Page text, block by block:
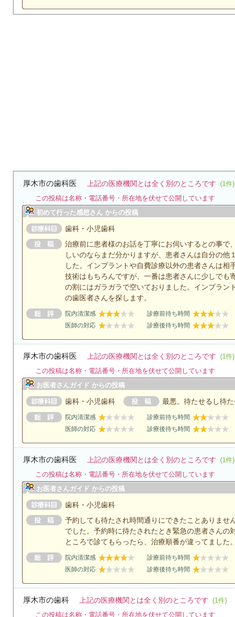
厚木市の歯科医 上記の医療機関とは全く別のところです (1件)
この投稿は名称・電話番号・所在地を伏せて公開しています
初めて行った感想さん からの投稿
歯科・小児歯科
治療前に患者様のお話を丁寧にお伺いするとの事
しいのならまだ分かりますが、患者さんは自分の
した。インプラントや自費診療以外の患者さんは相
技術はもちろんですが、一番は患者さんに少しでも
の割にはガラガラで空いておりました。インプラ
の歯医者さんを探します。
院内清潔感 診療前待ち時間
医師の対応
診療後待ち時間
厚木市の歯科医 上記の医療機関とは全く別のところです (1件)
この投稿は名称・電話番号・所在地を伏せて公開しています
お医者さんガイド からの投稿
歯科・小児歯科 最悪。待たせるし待
院内清潔感 診療前待ち時間
医師の対応
診療後待ち時間
厚木市の歯科医 上記の医療機関とは全く別のところです (1件)
この投稿は名称・電話番号・所在地を伏せて公開しています
お医者さんガイド からの投稿
歯科・小児歯科
予約しても待たされ時間通りにできたことありませ
でした。予約時に待たされたとき緊急の患者さん
ところで診てもらったら、治療順番が違ってました
院内清潔感 診療前待ち時間
医師の対応
診療後待ち時間
厚木市の歯科 上記の医療機関とは全く別のところです (1件)
この投稿は名称・電話番号・所在地を伏せて公開しています